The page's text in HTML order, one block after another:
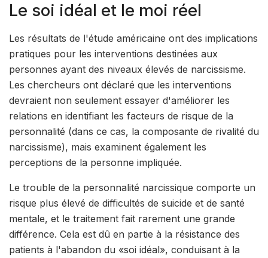
Le soi idéal et le moi réel
Les résultats de l'étude américaine ont des implications
pratiques pour les interventions destinées aux
personnes ayant des niveaux élevés de narcissisme.
Les chercheurs ont déclaré que les interventions
devraient non seulement essayer d'améliorer les
relations en identifiant les facteurs de risque de la
personnalité (dans ce cas, la composante de rivalité du
narcissisme), mais examinent également les
perceptions de la personne impliquée.
Le trouble de la personnalité narcissique comporte un
risque plus élevé de difficultés de suicide et de santé
mentale, et le traitement fait rarement une grande
différence. Cela est dû en partie à la résistance des
patients à l'abandon du «soi idéal», conduisant à la